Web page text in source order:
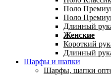
Поло
Поло
Длинный
Женские
Короткий
Длинный
Шарфы и шапки
Шарфы, шапки